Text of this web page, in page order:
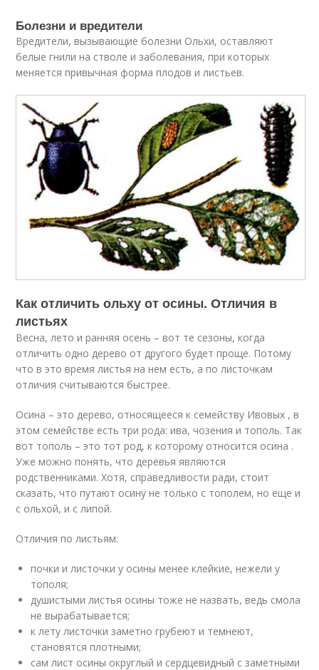
Болезни и вредители
Вредители, вызывающие болезни Ольхи, оставляют
белые гнили на стволе и заболевания, при которых
меняется привычная форма плодов и листьев.
Как отличить ольху от осины. Отличия в
листьях
Весна, лето и ранняя осень – вот те сезоны, когда
отличить одно дерево от другого будет проще. Потому
что в это время листья на нем есть, а по листочкам
отличия считываются быстрее.
Осина – это дерево, относящееся к семейству Ивовых , в
этом семействе есть три рода: ива, чозения и тополь. Так
вот тополь – это тот род, к которому относится осина .
Уже можно понять, что деревья являются
родственниками. Хотя, справедливости ради, стоит
сказать, что путают осину не только с тополем, но еще и
с ольхой, и с липой.
Отличия по листьям:
почки и листочки у осины менее клейкие, нежели у
тополя;
душистыми листья осины тоже не назвать, ведь смола
не вырабатывается;
к лету листочки заметно грубеют и темнеют,
становятся плотными;
сам лист осины округлый и сердцевидный с заметными